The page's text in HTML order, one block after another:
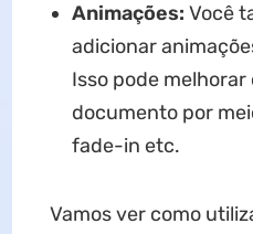
Animações: Você
adicionar
Isso pode melhorar
documento por
fade-in etc.
Vamos ver como